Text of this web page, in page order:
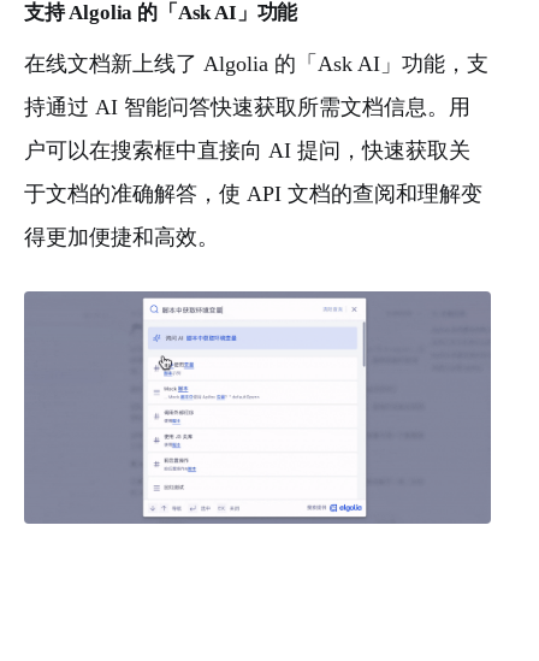
支持 Algolia 的「Ask AI」功能
在线文档新上线了 Algolia 的「Ask AI」功能，支
持通过 AI 智能问答快速获取所需文档信息。用
户可以在搜索框中直接向 AI 提问，快速获取关
于文档的准确解答，使 API 文档的查阅和理解变
得更加便捷和高效。